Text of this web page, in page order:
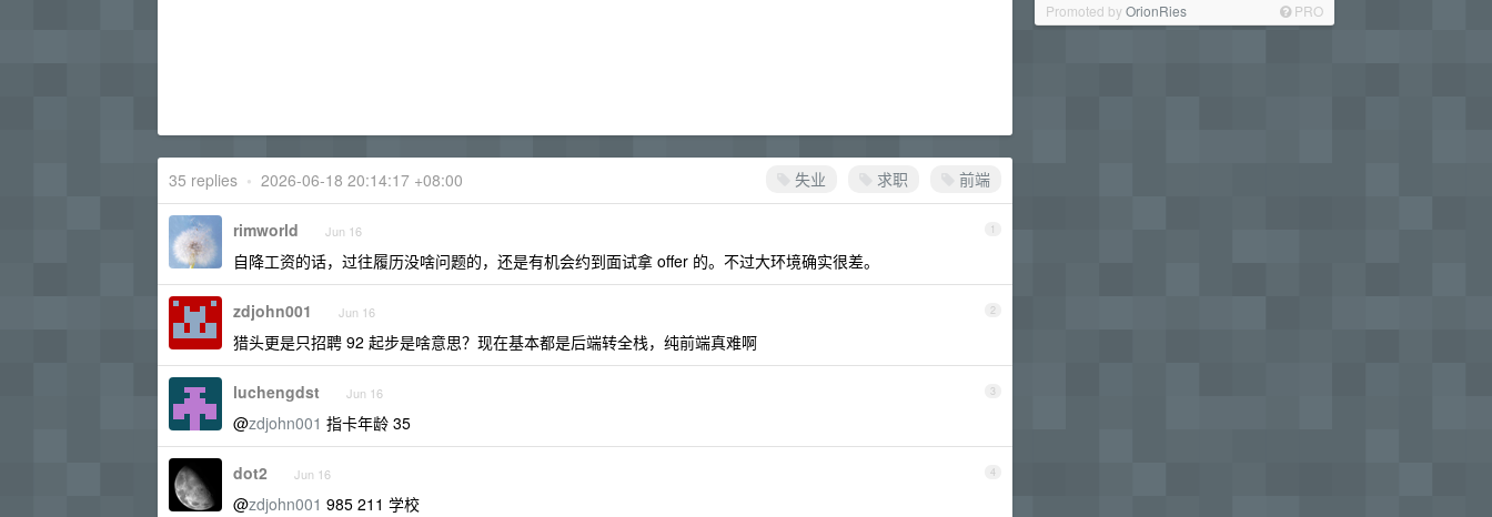
Promoted byOrionRies PRO
失业 求职 前端
35 replies • 2026-06-18 20:14:17 +08:00
1
rimworld Jun 16
自降工资的话，过往履历没啥问题的，还是有机会约到面试拿 offer 的。不过大环境确实很差。
2
zdjohn001 Jun 16
猎头更是只招聘 92 起步是啥意思？现在基本都是后端转全栈，纯前端真难啊
3
luchengdst Jun 16
@zdjohn001 指卡年龄 35
4
dot2 Jun 16
@zdjohn001 985 211 学校